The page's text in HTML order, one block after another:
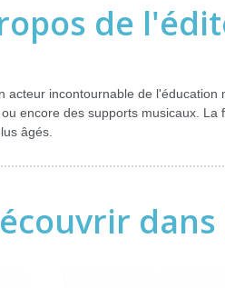
de
incontournable de
encore des supports musicaux.
âgés.